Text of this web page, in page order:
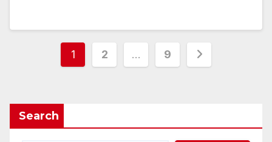
Posts
1 2 … 9
Search